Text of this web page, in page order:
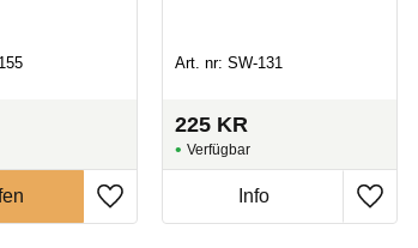
Art. nr: SW-131
225 KR